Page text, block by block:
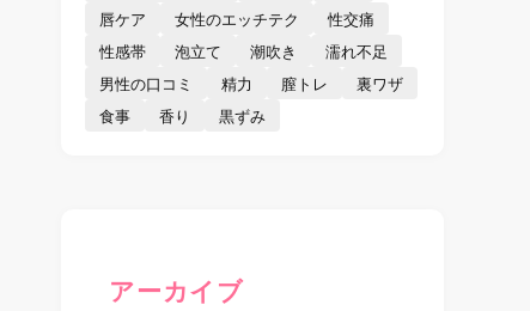
唇ケア
女性のエッチテク
性交痛
性感帯
泡立て 潮吹き
濡れ不足
男性の口コミ
精力 膣トレ
裏ワザ
食事
香り 黒ずみ
アーカイブ